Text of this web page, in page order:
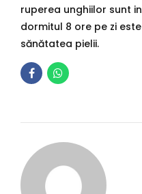
ruperea unghiilor sunt
dormitul 8 ore pe zi
sănătatea pielii.